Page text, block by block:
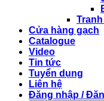
Cửa hàng gạch
Catalogue
Video
Tin tức
Tuyển dụng
Liên hệ
Đăng nhập /